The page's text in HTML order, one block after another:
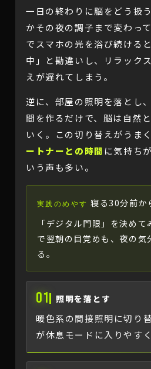
一日の終わりに脳をどう扱
かその夜の調子まで変わっ
でスマホの光を浴び続ける
中」と勘違いし、リラック
えが遅れてしまう。
逆に、部屋の照明を落とし
間を作るだけで、脳は自然
いく。この切り替えがうま
ートナーとの時間 に気持ち
いう声も多い。
実践のめやす 寝る30分前か
「デジタル門限」を決め
で翌朝の目覚めも、夜の気
る。
01 照明を落とす
暖色系の間接照明に切り
が休息モードに入りやすく